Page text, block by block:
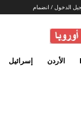
الدخول / انضمام
الأردن إسرائيل